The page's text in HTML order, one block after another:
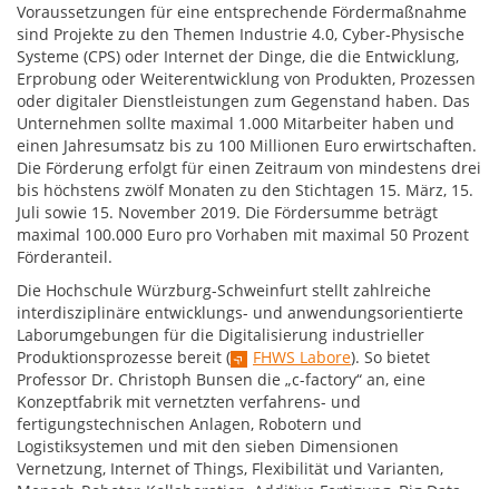
Voraussetzungen für eine entsprechende Fördermaßnahme
sind Projekte zu den Themen Industrie 4.0, Cyber-Physische
Systeme (CPS) oder Internet der Dinge, die die Entwicklung,
Erprobung oder Weiterentwicklung von Produkten, Prozessen
oder digitaler Dienstleistungen zum Gegenstand haben. Das
Unternehmen sollte maximal 1.000 Mitarbeiter haben und
einen Jahresumsatz bis zu 100 Millionen Euro erwirtschaften.
Die Förderung erfolgt für einen Zeitraum von mindestens drei
bis höchstens zwölf Monaten zu den Stichtagen 15. März, 15.
Juli sowie 15. November 2019. Die Fördersumme beträgt
maximal 100.000 Euro pro Vorhaben mit maximal 50 Prozent
Förderanteil.
Die Hochschule Würzburg-Schweinfurt stellt zahlreiche
interdisziplinäre entwicklungs- und anwendungsorientierte
Laborumgebungen für die Digitalisierung industrieller
Produktionsprozesse bereit (
FHWS Labore). So bietet
Professor Dr. Christoph Bunsen die „c-factory“ an, eine
Konzeptfabrik mit vernetzten verfahrens- und
fertigungstechnischen Anlagen, Robotern und
Logistiksystemen und mit den sieben Dimensionen
Vernetzung, Internet of Things, Flexibilität und Varianten,